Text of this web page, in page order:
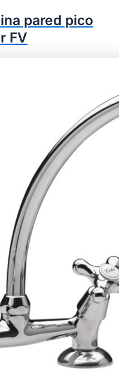
pared pico
FV